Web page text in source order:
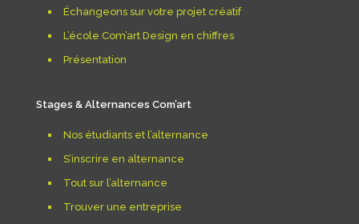
Échangeons sur votre projet créatif
L’école Com’art Design en chiffres
Présentation
Stages & Alternances Com’art
Nos étudiants et l’alternance
S’inscrire en alternance
Tout sur l’alternance
Trouver une entreprise